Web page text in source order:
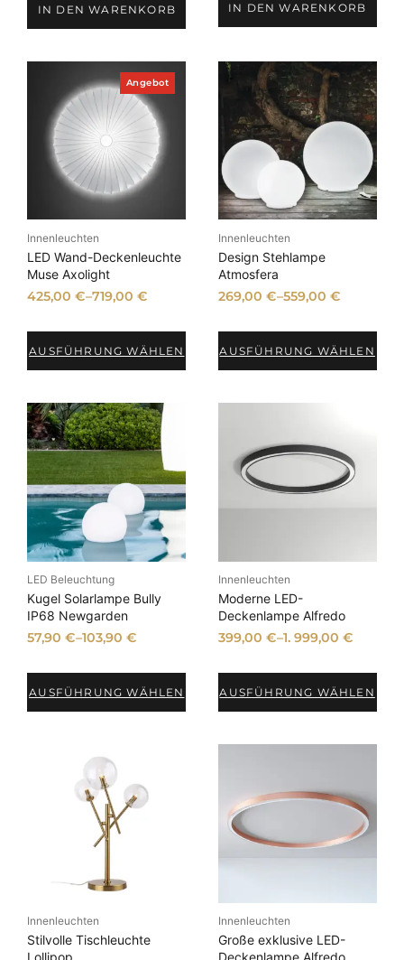
IN DEN WARENKORB IN DEN WARENKORB
AngebotP
r
e
Innenleuchten
LED Wand-Deckenleuchte
Muse Axolight
425,00€–719,00€
AUSFÜHRUNG WÄHLEN
Innenleuchten
Design Stehlampe
Atmosfera
269,00 €–559,00 €
AUSFÜHRUNG WÄHLEN
LED Beleuchtung
Kugel Solarlampe Bully
IP68 Newgarden
57,90€–103,90€
AUSFÜHRUNG WÄHLEN
Innenleuchten
Moderne LED-
Deckenlampe Alfredo
399,00 €–1. 999,00 €
AUSFÜHRUNG WÄHLEN
Innenleuchten
Stilvolle Tischleuchte
Innenleuchten
Große exklusive LED-